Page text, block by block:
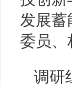
发展蓄
委员、
调研